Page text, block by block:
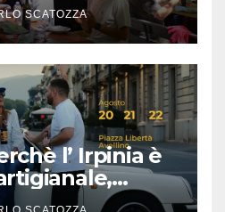
SCATOZZA
l’ Irpinia è
ad Avellino